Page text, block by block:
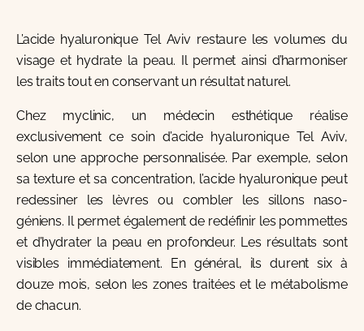
L’acide hyaluronique Tel Aviv restaure les volumes du
visage et hydrate la peau. Il permet ainsi d’harmoniser
les traits tout en conservant un résultat naturel.
Chez myclinic, un médecin esthétique réalise
exclusivement ce soin d’acide hyaluronique Tel Aviv,
selon une approche personnalisée. Par exemple, selon
sa texture et sa concentration, l’acide hyaluronique peut
redessiner les lèvres ou combler les sillons naso-
géniens. Il permet également de redéfinir les pommettes
et d’hydrater la peau en profondeur. Les résultats sont
visibles immédiatement. En général, ils durent six à
douze mois, selon les zones traitées et le métabolisme
de chacun.